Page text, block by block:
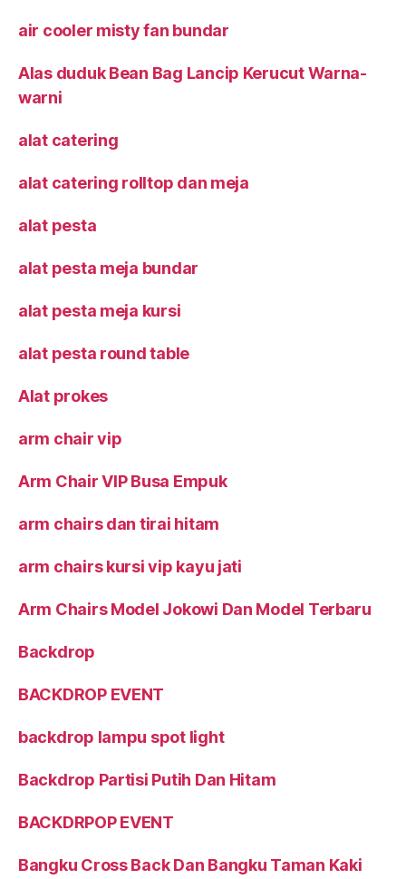
air cooler misty fan bundar
Alas duduk Bean Bag Lancip Kerucut Warna-
warni
alat catering
alat catering rolltop dan meja
alat pesta
alat pesta meja bundar
alat pesta meja kursi
alat pesta round table
Alat prokes
arm chair vip
Arm Chair VIP Busa Empuk
arm chairs dan tirai hitam
arm chairs kursi vip kayu jati
Arm Chairs Model Jokowi Dan Model Terbaru
Backdrop
BACKDROP EVENT
backdrop lampu spot light
Backdrop Partisi Putih Dan Hitam
BACKDRPOP EVENT
Bangku Cross Back Dan Bangku Taman Kaki